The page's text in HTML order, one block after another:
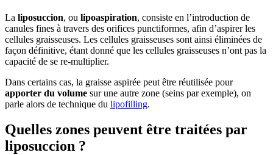
La liposuccion, ou lipoaspiration, consiste en l’introduction de
canules fines à travers des orifices punctiformes, afin d’aspirer les
cellules graisseuses. Les cellules graisseuses sont ainsi éliminées de
façon définitive, étant donné que les cellules graisseuses n’ont pas la
capacité de se re-multiplier.
Dans certains cas, la graisse aspirée peut être réutilisée pour
apporter du volume sur une autre zone (seins par exemple), on
parle alors de technique du lipofilling.
Quelles zones peuvent être traitées par
liposuccion ?